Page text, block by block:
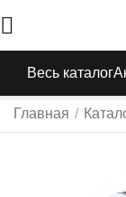
Весь каталог
Главная /